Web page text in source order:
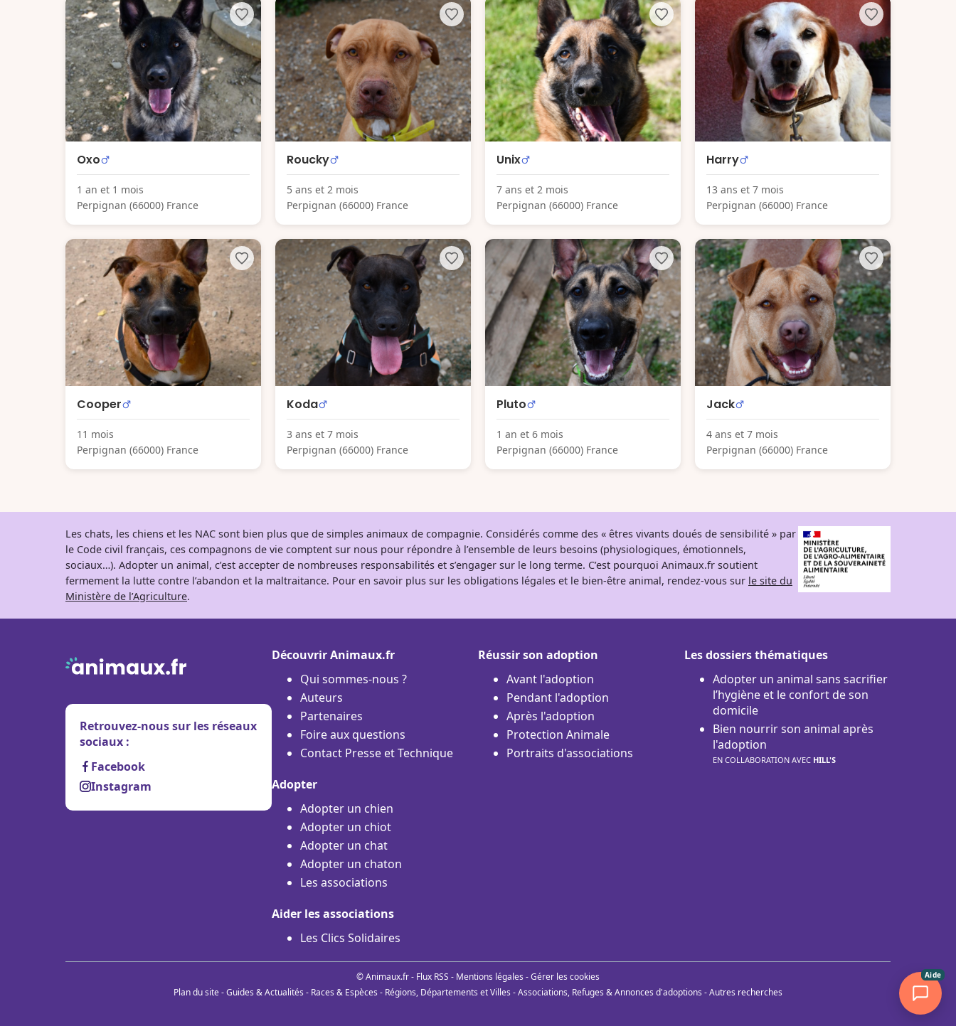
Oxo
1 an et 1 mois
Perpignan (66000) France
Roucky
5 ans et 2 mois
Perpignan (66000) France
Unix
7 ans et 2 mois
Perpignan (66000) France
Harry
13 ans et 7 mois
Perpignan (66000) France
Cooper
11 mois
Perpignan (66000) France
Koda
3 ans et 7 mois
Perpignan (66000) France
Pluto
1 an et 6 mois
Perpignan (66000) France
Jack
4 ans et 7 mois
Perpignan (66000) France
Les chats, les chiens et les NAC sont bien plus que de simples animaux de compagnie. Considérés comme des « êtres vivants doués de sensibilité » par
le Code civil français, ces compagnons de vie comptent sur nous pour répondre à l’ensemble de leurs besoins (physiologiques, émotionnels,
sociaux…). Adopter un animal, c’est accepter de nombreuses responsabilités et s’engager sur le long terme. C’est pourquoi Animaux.fr soutient
fermement la lutte contre l’abandon et la maltraitance. Pour en savoir plus sur les obligations légales et le bien-être animal, rendez-vous sur le site du
Ministère de l’Agriculture.
Retrouvez-nous sur les réseaux
sociaux :
Facebook
Instagram
Découvrir Animaux.fr
Qui sommes-nous ?
Auteurs
Partenaires
Foire aux questions
Contact Presse et Technique
Adopter
Adopter un chien
Adopter un chiot
Adopter un chat
Adopter un chaton
Les associations
Aider les associations
Les Clics Solidaires
Réussir son adoption
Avant l'adoption
Pendant l'adoption
Après l'adoption
Protection Animale
Portraits d'associations
Les dossiers thématiques
Adopter un animal sans sacrifier
l’hygiène et le confort de son
domicile
Bien nourrir son animal après
l'adoption
EN COLLABORATION AVEC HILL'S
© Animaux.fr - Flux RSS - Mentions légales -Gérer les cookies
Plan du site-Guides & Actualités - Races & Espèces - Régions, Départements et Villes -Associations, Refuges & Annonces d'adoptions -Autres recherches
Aide